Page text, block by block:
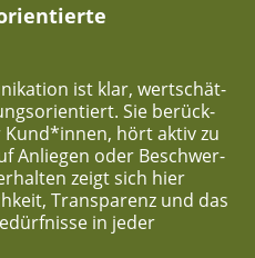
ist klar, wert­schät­
Sie berück­
hört aktiv zu
Anlie­gen oder Beschwer­
zeigt sich hier
Trans­pa­renz und das
in jeder